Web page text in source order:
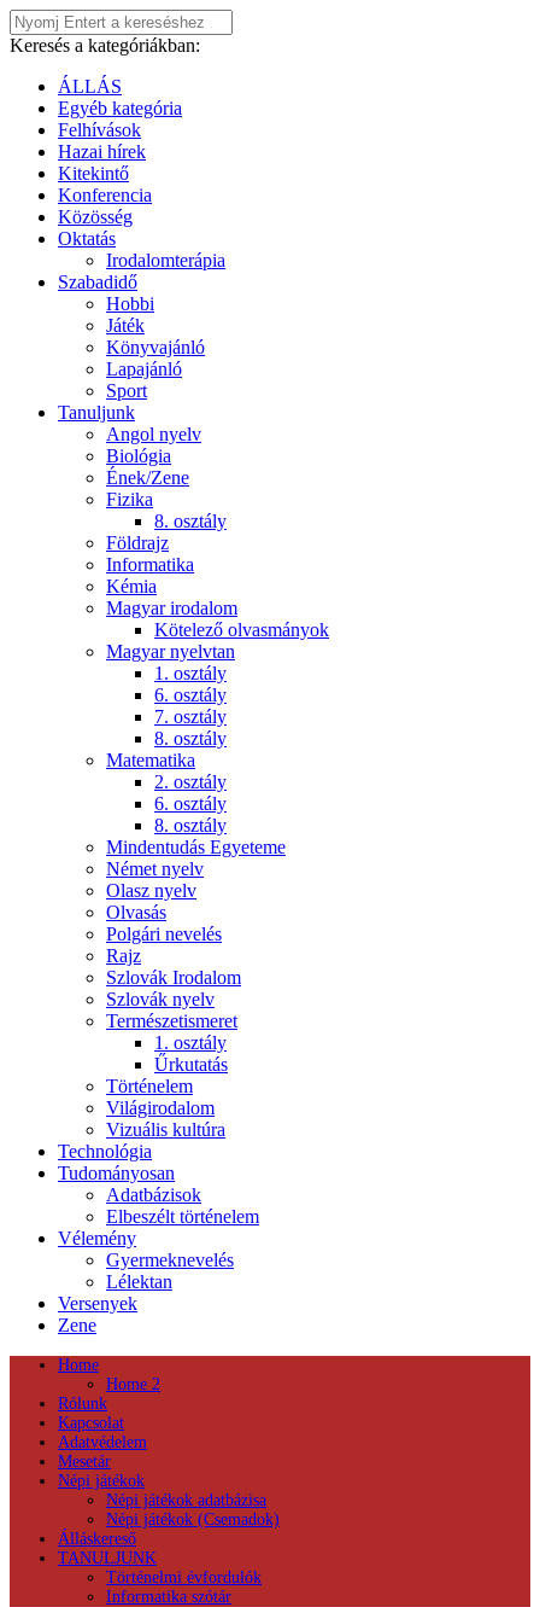
Keresés a kategóriákban:
ÁLLÁS
Egyéb kategória
Felhívások
Hazai hírek
Kitekintő
Konferencia
Közösség
Oktatás
Irodalomterápia
Szabadidő
Hobbi
Játék
Könyvajánló
Lapajánló
Sport
Tanuljunk
Angol nyelv
Biológia
Ének/Zene
Fizika
8. osztály
Földrajz
Informatika
Kémia
Magyar irodalom
Kötelező olvasmányok
Magyar nyelvtan
1. osztály
6. osztály
7. osztály
8. osztály
Matematika
2. osztály
6. osztály
8. osztály
Mindentudás Egyeteme
Német nyelv
Olasz nyelv
Olvasás
Polgári nevelés
Rajz
Szlovák Irodalom
Szlovák nyelv
Természetismeret
1. osztály
Űrkutatás
Történelem
Világirodalom
Vizuális kultúra
Technológia
Tudományosan
Adatbázisok
Elbeszélt történelem
Vélemény
Gyermeknevelés
Lélektan
Versenyek
Zene
Home
Home 2
Rólunk
Kapcsolat
Adatvédelem
Mesetár
Népi játékok
Népi játékok adatbázisa
Népi játékok (Csemadok)
Álláskereső
TANULJUNK
Történelmi évfordulók
Informatika szótár